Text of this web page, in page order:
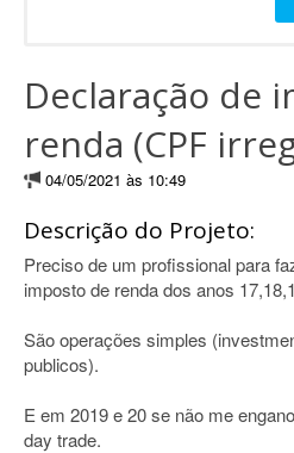
Declaração de
renda (CPF
04/05/2021 às 10:49
Descrição do Projeto:
Preciso de um profissional para
imposto de renda dos anos
São operações simples
publicos).
E em 2019 e 20 se não me
day trade.